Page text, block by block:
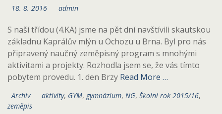
18. 8. 2016 admin
S naší třídou (4.KA) jsme na pět dní navštívili skautskou
základnu Kaprálův mlýn u Ochozu u Brna. Byl pro nás
připravený naučný zeměpisný program s mnohými
aktivitami a projekty. Rozhodla jsem se, že vás tímto
pobytem provedu. 1. den Brzy Read More …
Archiv aktivity, GYM, gymnázium, NG, Školní rok 2015/16,
zeměpis